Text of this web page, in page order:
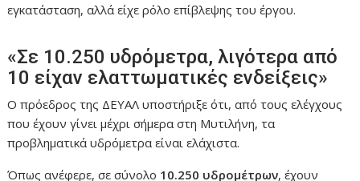
εγκατάσταση, αλλά είχε ρόλο επίβλεψης του έργου.
«Σε 10.250 υδρόμετρα, λιγότερα από
10 είχαν ελαττωματικές ενδείξεις»
Ο πρόεδρος της ΔΕΥΑΛ υποστήριξε ότι, από τους ελέγχους
που έχουν γίνει μέχρι σήμερα στη Μυτιλήνη, τα
προβληματικά υδρόμετρα είναι ελάχιστα.
Όπως ανέφερε, σε σύνολο 10.250 υδρομέτρων, έχουν